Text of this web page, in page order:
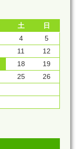
土 日
4
5
11
12
18
19
25
26